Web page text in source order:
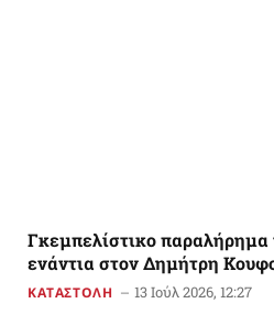
Γκεμπελίστικο
ενάντια στον Δημήτρη
ΚΑΤΑΣΤΟΛΗ 13 Ιούλ 2026, 12:27